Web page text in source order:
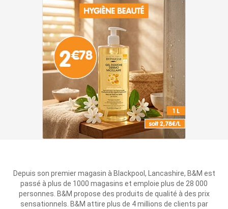
Depuis son premier magasin à Blackpool, Lancashire, B&M est
passé à plus de 1000 magasins et emploie plus de 28 000
personnes. B&M propose des produits de qualité à des prix
sensationnels. B&M attire plus de 4 millions de clients par